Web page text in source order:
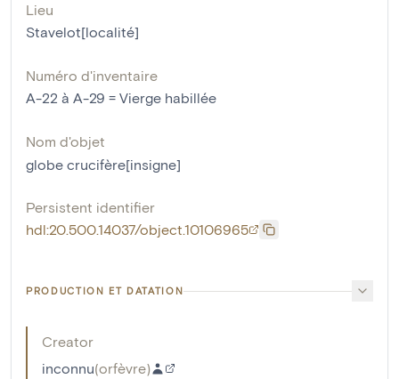
Lieu
Stavelot[localité]
Numéro d'inventaire
A-22 à A-29 = Vierge habillée
Nom d'objet
globe crucifère[insigne]
Persistent identifier
hdl:20.500.14037/object.10106965
PRODUCTION ET DATATION
Creator
inconnu(orfèvre)